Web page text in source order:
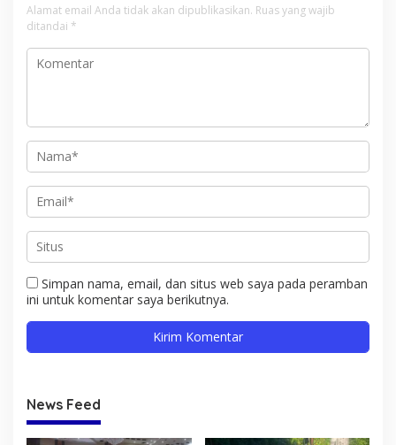
Alamat email Anda tidak akan dipublikasikan. Ruas yang wajib
ditandai *
Simpan nama, email, dan situs web saya pada peramban
ini untuk komentar saya berikutnya.
News Feed